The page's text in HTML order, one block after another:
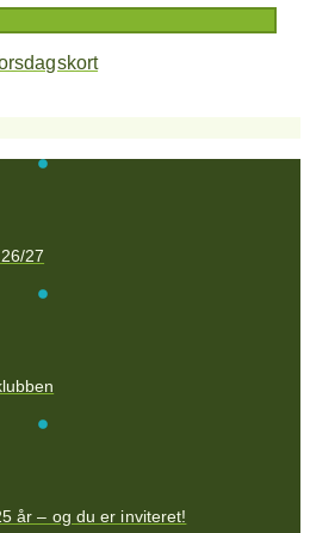
27
år – og du er inviteret!